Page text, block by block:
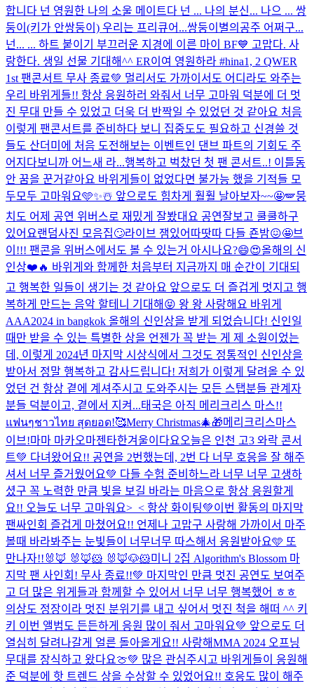
합니다 넌 영원한 나의 소울 메이트다 넌 ... 나의 분신... 나으 ... 쌍
둥이(키가 안쌍둥이) 우리는 프리큐어...쌍둥이별의공주 어쩌구...
넌... ... 하트 붙이기 부끄러운 지경에 이른 마이 BF💙 고맙다. 사
랑한다. 생일 선물 기대해^^ ER이여 영원하라 #hina1, 2 QWER
1st 팬콘서트 무사 종료💚 멀리서도 가까이서도 어디라도 와주는
우리 바위게들!! 항상 응원하러 와줘서 너무 고마워 덕분에 더 멋
진 무대 만들 수 있었고 더욱 더 반짝일 수 있었던 것 같아요 처음
이렇게 팬콘서트를 준비하다 보니 집중도도 필요하고 신경쓸 것
들도 산더미에 처음 도전해보는 이벤트인 댄브 파트의 기회도 주
어지다보니까 어느새 라...행복하고 벅찼던 첫 팬 콘서트..! 이틀동
안 꿈을 꾼거같아요 바위게들이 없었다면 불가능 했을 기적들 모
두모두 고마워요🩵✨☃️ 앞으로도 힘차게 훨훨 날아보자~~🤩🪽뭉
치도 어제 공연 위버스로 재밌게 잘봤대요 공연잘보고 쿨쿨하구
있어요랜덤사진 모음집🙄라이브 잼있어따땃따 다들 죤밤😖🤩브
이!!! 팬콘을 위버스에서도 볼 수 있는거 아시나요?😄😍올해의 신
인상❤️🔥 바위게와 함께한 처음부터 지금까지 매 순간이 기대되
고 행복한 일들이 생기는 것 같아요 앞으로도 더 즐겁게 멋지고 행
복하게 만드는 음악 할테니 기대해😝 왕 왕 사랑해요 바위게
AAA2024 in bangkok 올해의 신인상을 받게 되었습니다! 신인일
때만 받을 수 있는 특별한 상을 언젠가 꼭 받는 게 제 소원이었는
데, 이렇게 2024년 마지막 시상식에서 그것도 정통적인 신인상을
받아서 정말 행복하고 감사드립니다! 저희가 이렇게 달려올 수 있
었던 건 항상 곁에 계셔주시고 도와주시는 모든 스탭분들 관계자
분들 덕분이고, 곁에서 지켜...태국은 아직 메리크리스 마스!!
แฟนๆชาวไทย สุดยอด!🥰Merry Christmas🎄🎁메리크리스마스
이브!마마 마카오마젠타한겨울이다요 오늘은 인천 고3 와락 콘서
트💚 다녀왔어요!! 공연을 2번했는데, 2번 다 너무 호응을 잘 해주
셔서 너무 즐거웠어요💚 다들 수험 준비하느라 너무 너무 고생하
셨구 꼭 노력한 만큼 빛을 보길 바라는 마음으로 항상 응원할게
요!! 오늘도 너무 고마워요>_< 항상 화이팅💚이번 활동의 마지막
팬싸인회 즐겁게 마쳤어요!! 언제나 고맙구 사랑해 가까이서 마주
볼때 바라봐주는 눈빛들이 너무너무 따스해서 응원받아요🩵 또
만나자!! 🐰🦊 🐰🦊🐹 🐰🦊🐶🐹미니 2집 Algorithm's Blossom 마
지막 팬 사인회! 무사 종료!!💚 마지막인 만큼 멋진 공연도 보여주
고 더 많은 위게들과 함께할 수 있어서 너무 너무 행복했어 ㅎㅎ
의상도 정장이라 멋진 분위기를 내고 싶어서 멋진 척을 해떠 ^^ 키
키 이번 앨범도 든든하게 응원 많이 줘서 고마워요💚 앞으로도 더
열심히 달려나갈게 얼른 돌아올게요!! 사랑해MMA 2024 오프닝
무대를 장식하고 왔다요🍈💚 많은 관심주시고 바위게들이 응원해
준 덕분에 핫 트렌드 상을 수상할 수 있었어요!! 호응도 많이 해주